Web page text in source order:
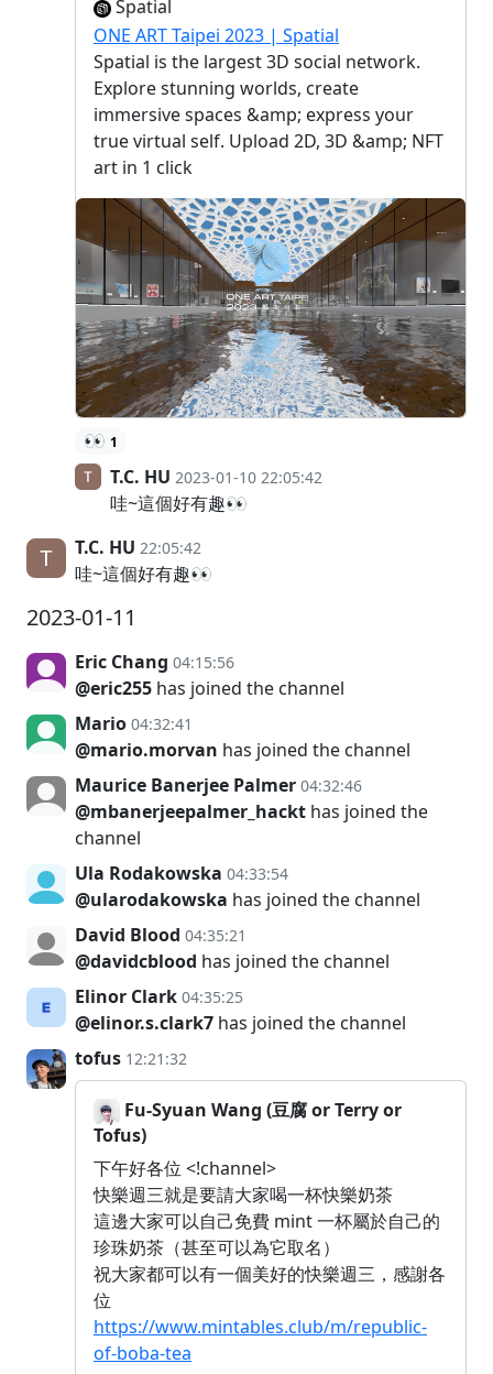
Spatial
ONE ART Taipei 2023 | Spatial
Spatial is the largest 3D social network.
Explore stunning worlds, create
immersive spaces &amp; express your
true virtual self. Upload 2D, 3D &amp; NFT
art in 1 click
👀 1
T.C. HU 2023-01-10 22:05:42
哇~這個好有趣👀
T.C. HU 22:05:42
哇~這個好有趣👀
2023-01-11
Eric Chang 04:15:56
@eric255 has joined the channel
Mario 04:32:41
@mario.morvan has joined the channel
Maurice Banerjee Palmer 04:32:46
@mbanerjeepalmer_hackt has joined the
channel
Ula Rodakowska 04:33:54
@ularodakowska has joined the channel
David Blood 04:35:21
@davidcblood has joined the channel
Elinor Clark 04:35:25
@elinor.s.clark7 has joined the channel
tofus 12:21:32
Fu-Syuan Wang (豆腐 or Terry or
Tofus)
下午好各位 <!channel>
快樂週三就是要請大家喝一杯快樂奶茶
這邊大家可以自己免費 mint 一杯屬於自己的
珍珠奶茶（甚至可以為它取名）
祝大家都可以有一個美好的快樂週三，感謝各
位
https://www.mintables.club/m/republic-
of-boba-tea